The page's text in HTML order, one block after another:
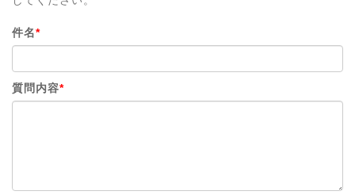
件名*
質問内容*